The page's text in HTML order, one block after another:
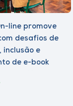
line promove
desafios de
inclusão e
de e-book